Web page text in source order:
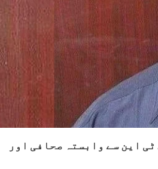
این سے وابستہ صحافی اور